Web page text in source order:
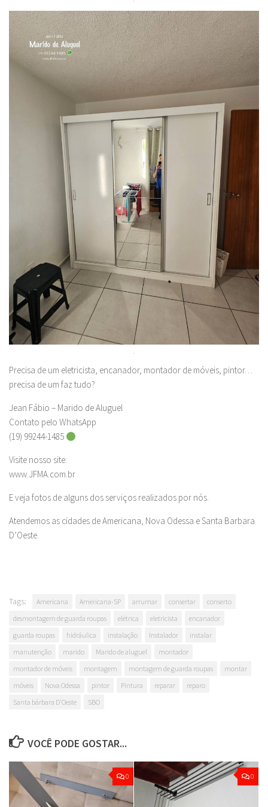
.
Precisa de um eletricista, encanador, montador de móveis, pintor…
precisa de um faz tudo?
Jean Fábio – Marido de Aluguel
Contato pelo WhatsApp
(19) 99244-1485
Visite nosso site:
www.JFMA.com.br
E veja fotos de alguns dos serviços realizados por nós.
Atendemos as cidades de Americana, Nova Odessa e Santa Barbara
D’Oeste.
Tags: Americana Americana-SP arrumar consertar
conserto
desmontagem de guarda roupas
elétrica eletricista
encanador
guarda roupas
hidráulica instalação Instalador
instalar
manutenção
marido Marido de aluguel
montador
montador de móveis
montagem montagem de guarda roupas
montar
móveis
Nova Odessa pintor Pintura reparar
reparo
Santa bárbara D'Oeste
SBO
VOCÊ PODE GOSTAR...
0 0